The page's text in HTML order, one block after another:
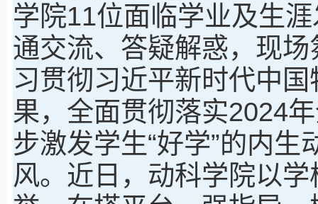
学院11位面临学业及生
通交流、答疑解惑，现
习贯彻习近平新时代中
果，全面贯彻落实2024
步激发学生“好学”的内生
风。近日，动科学院以